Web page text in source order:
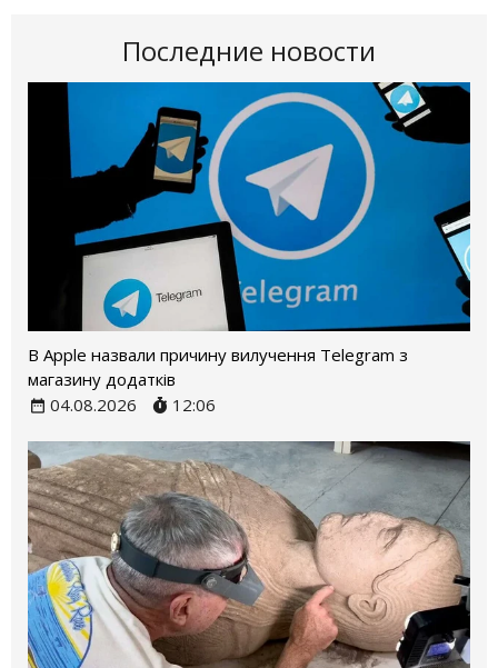
Последние новости
В Apple назвали причину вилучення Telegram з
магазину додатків
04.08.2026
12:06